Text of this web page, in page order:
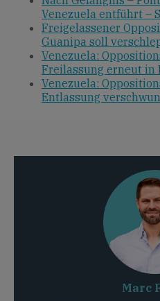
Venezuela entführt –
Freigelassener
Guanipa soll
Venezuela:
Freilassung erneut in
Venezuela:
Entlassung
Marc